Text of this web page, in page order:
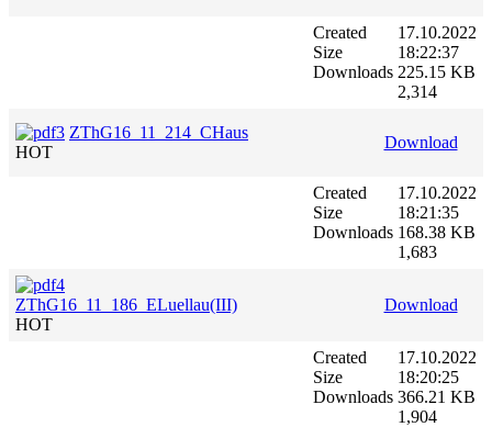
Created
Size
Downloads
17.10.2022
18:22:37
225.15 KB
2,314
ZThG16_11_214_CHaus
HOT
Download
Created
Size
Downloads
17.10.2022
18:21:35
168.38 KB
1,683
ZThG16_11_186_ELuellau(III)
HOT
Download
Created
Size
Downloads
17.10.2022
18:20:25
366.21 KB
1,904